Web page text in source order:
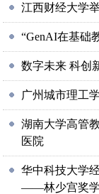
江西财经大学
“GenAI在基础
数字未来 科创
广州城市理工
湖南大学高管
医院
华中科技大学
——林少宫奖学